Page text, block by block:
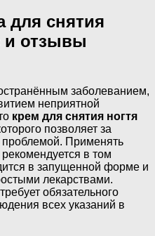
для снятия
и отзывы
заболеванием,
неприятной
крем для снятия ногтя
позволяет за
проблемой. Применять
в том
в запущенной форме и
лекарствами.
обязательного
всех указаний в